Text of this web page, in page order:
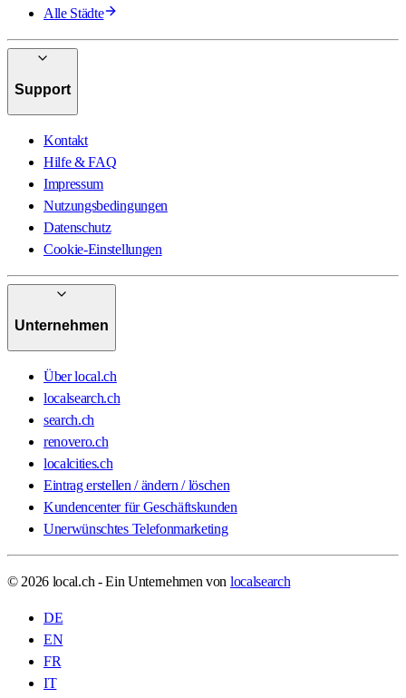
Alle Städte
Support
Kontakt
Hilfe & FAQ
Impressum
Nutzungsbedingungen
Datenschutz
Cookie-Einstellungen
Unternehmen
Über local.ch
localsearch.ch
search.ch
renovero.ch
localcities.ch
Eintrag erstellen / ändern / löschen
Kundencenter für Geschäftskunden
Unerwünschtes Telefonmarketing
© 2026 local.ch - Ein Unternehmen von localsearch
DE
EN
FR
IT